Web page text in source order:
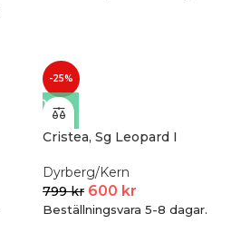
-25%
Cristea, Sg Leopard I
Dyrberg/Kern
799kr 600 kr
Beställningsvara 5-8 dagar.